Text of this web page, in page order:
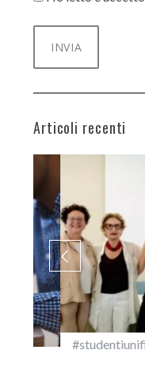
Articoli recenti
#studentiunifi